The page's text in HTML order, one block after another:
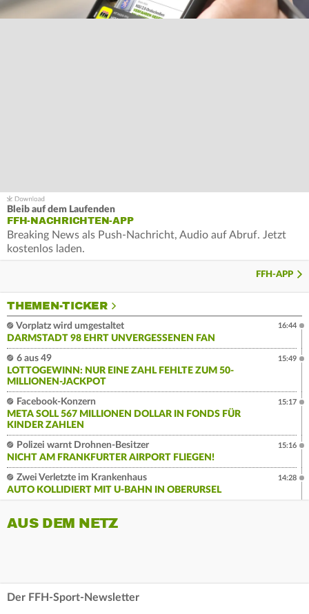
Bleib auf dem Laufenden
FFH-NACHRICHTEN-APP
Breaking News als Push-Nachricht, Audio auf Abruf. Jetzt
kostenlos laden.
FFH-APP
THEMEN-TICKER
Vorplatz wird umgestaltet
DARMSTADT 98 EHRT UNVERGESSENEN FAN
16:44
6 aus 49
LOTTOGEWINN: NUR EINE ZAHL FEHLTE ZUM 50-
MILLIONEN-JACKPOT
15:49
Facebook-Konzern
META SOLL 567 MILLIONEN DOLLAR IN FONDS FÜR
KINDER ZAHLEN
15:17
Polizei warnt Drohnen-Besitzer
NICHT AM FRANKFURTER AIRPORT FLIEGEN!
15:16
Zwei Verletzte im Krankenhaus
AUTO KOLLIDIERT MIT U-BAHN IN OBERURSEL
14:28
AUS DEM NETZ
Der FFH-Sport-Newsletter